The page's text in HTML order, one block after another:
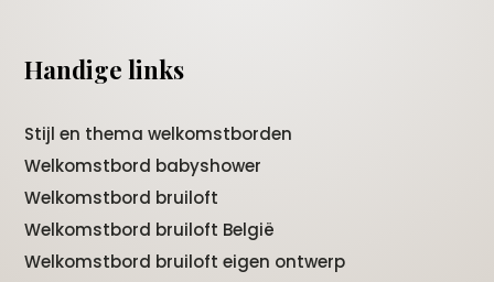
Handige links
Stijl en thema welkomstborden
Welkomstbord babyshower
Welkomstbord bruiloft
Welkomstbord bruiloft België
Welkomstbord bruiloft eigen ontwerp